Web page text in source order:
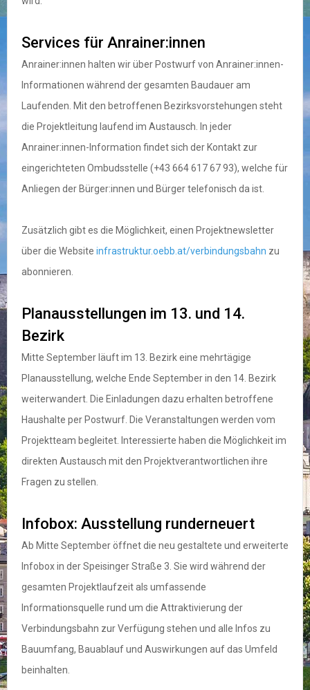
Services für Anrainer:innen
Anrainer:innen halten wir über Postwurf von Anrainer:innen-
Informationen während der gesamten Baudauer am
Laufenden. Mit den betroffenen Bezirksvorstehungen steht
die Projektleitung laufend im Austausch. In jeder
Anrainer:innen-Information findet sich der Kontakt zur
eingerichteten Ombudsstelle (+43 664 617 67 93), welche für
Anliegen der Bürger:innen und Bürger telefonisch da ist.
Zusätzlich gibt es die Möglichkeit, einen Projektnewsletter
über die Website infrastruktur.oebb.at/verbindungsbahn zu
abonnieren.
Planausstellungen im 13. und 14.
Bezirk
Mitte September läuft im 13. Bezirk eine mehrtägige
Planausstellung, welche Ende September in den 14. Bezirk
weiterwandert. Die Einladungen dazu erhalten betroffene
Haushalte per Postwurf. Die Veranstaltungen werden vom
Projektteam begleitet. Interessierte haben die Möglichkeit im
direkten Austausch mit den Projektverantwortlichen ihre
Fragen zu stellen.
Infobox: Ausstellung runderneuert
Ab Mitte September öffnet die neu gestaltete und erweiterte
Infobox in der Speisinger Straße 3. Sie wird während der
gesamten Projektlaufzeit als umfassende
Informationsquelle rund um die Attraktivierung der
Verbindungsbahn zur Verfügung stehen und alle Infos zu
Bauumfang, Bauablauf und Auswirkungen auf das Umfeld
beinhalten.